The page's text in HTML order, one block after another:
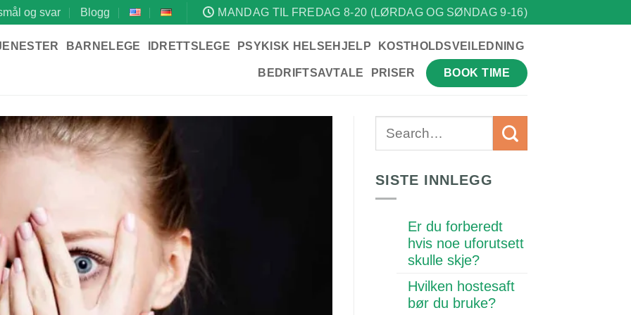
og svar Blogg MANDAG TIL FREDAG 8-20 (LØRDAG OG SØNDAG 9-16)
BARNELEGE IDRETTSLEGE PSYKISK HELSEHJELP KOSTHOLDSVEILEDNING
BEDRIFTSAVTALE PRISER BOOK TIME
SISTE INNLEGG
Er du forberedt
hvis noe uforutsett
skulle skje?
Hvilken hostesaft
bør du bruke?